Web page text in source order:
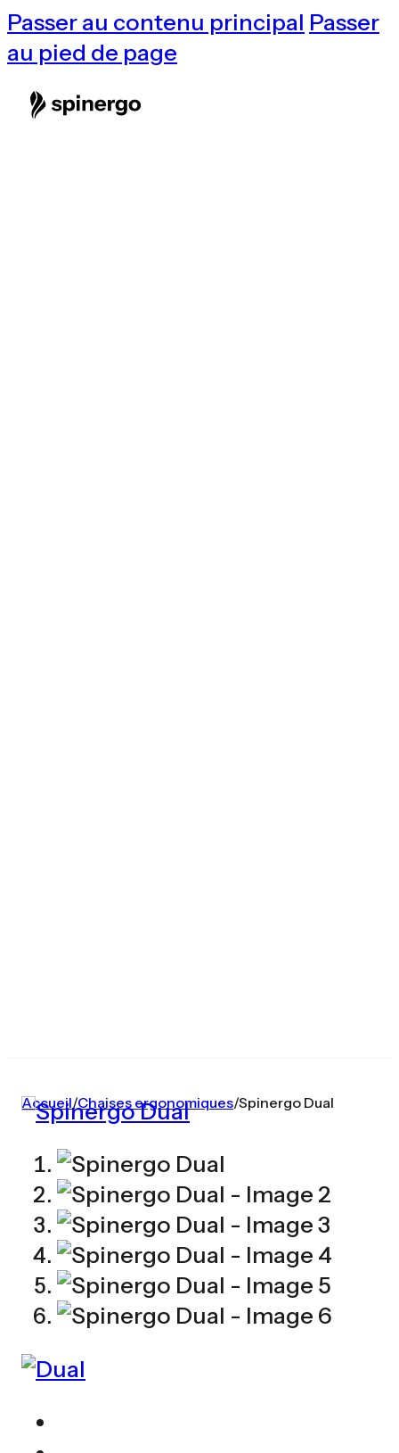
Passer au contenu principal Passer
au pied de page
Accueil/Chaises ergonomiques/Spinergo Dual